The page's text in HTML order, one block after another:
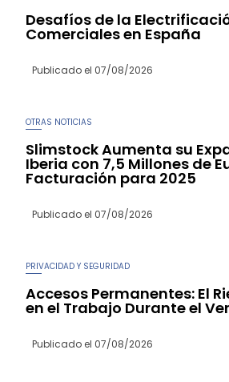
Desafíos de la
Comerciales en España
Publicado el 07/08/2026
OTRAS NOTICIAS
Slimstock Aumenta su
Iberia con 7,5 Millones de
Facturación para 2025
Publicado el 07/08/2026
PRIVACIDAD Y SEGURIDAD
Accesos Permanentes: El
en el Trabajo Durante el
Publicado el 07/08/2026